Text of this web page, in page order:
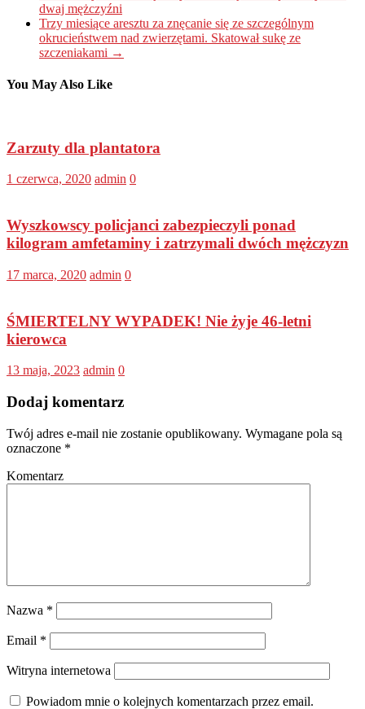
dwaj mężczyźni
Trzy miesiące aresztu za znęcanie się ze szczególnym
okrucieństwem nad zwierzętami. Skatował sukę ze
szczeniakami →
You May Also Like
Zarzuty dla plantatora
1 czerwca, 2020 admin 0
Wyszkowscy policjanci zabezpieczyli ponad
kilogram amfetaminy i zatrzymali dwóch mężczyzn
17 marca, 2020 admin 0
ŚMIERTELNY WYPADEK! Nie żyje 46-letni
kierowca
13 maja, 2023 admin 0
Dodaj komentarz
Twój adres e-mail nie zostanie opublikowany. Wymagane pola są
oznaczone *
Komentarz
Nazwa *
Email *
Witryna internetowa
Powiadom mnie o kolejnych komentarzach przez email.